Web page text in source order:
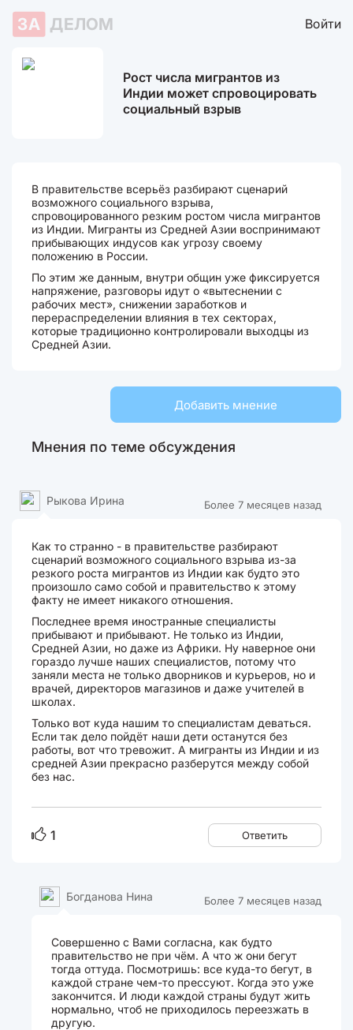
ЗА ДЕЛОМ Войти
Рост числа мигрантов из
Индии может спровоцировать
социальный взрыв
В правительстве всерьёз разбирают сценарий
возможного социального взрыва,
спровоцированного резким ростом числа мигрантов
из Индии. Мигранты из Средней Азии воспринимают
прибывающих индусов как угрозу своему
положению в России.
По этим же данным, внутри общин уже фиксируется
напряжение, разговоры идут о «вытеснении с
рабочих мест», снижении заработков и
перераспределении влияния в тех секторах,
которые традиционно контролировали выходцы из
Средней Азии.
Добавить мнение
Мнения по теме обсуждения
Более 7 месяцев назад
Рыкова Ирина
Как то странно - в правительстве разбирают
сценарий возможного социального взрыва из-за
резкого роста мигрантов из Индии как будто это
произошло само собой и правительство к этому
факту не имеет никакого отношения.
Последнее время иностранные специалисты
прибывают и прибывают. Не только из Индии,
Средней Азии, но даже из Африки. Ну наверное они
гораздо лучше наших специалистов, потому что
заняли места не только дворников и курьеров, но и
врачей, директоров магазинов и даже учителей в
школах.
Только вот куда нашим то специалистам деваться.
Если так дело пойдёт наши дети останутся без
работы, вот что тревожит. А мигранты из Индии и из
средней Азии прекрасно разберутся между собой
без нас.
1 Ответить
Более 7 месяцев назад
Богданова Нина
Совершенно с Вами согласна, как будто
правительство не при чём. А что ж они бегут
тогда оттуда. Посмотришь: все куда-то бегут, в
каждой стране чем-то прессуют. Когда это уже
закончится. И люди каждой страны будут жить
нормально, чтоб не приходилось переезжать в
другую.